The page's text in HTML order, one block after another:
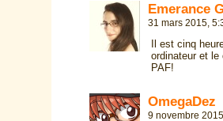
Emerance
31 mars 2015,
Il est cinq
ordinateur et
PAF!
OmegaDez
9 novembre